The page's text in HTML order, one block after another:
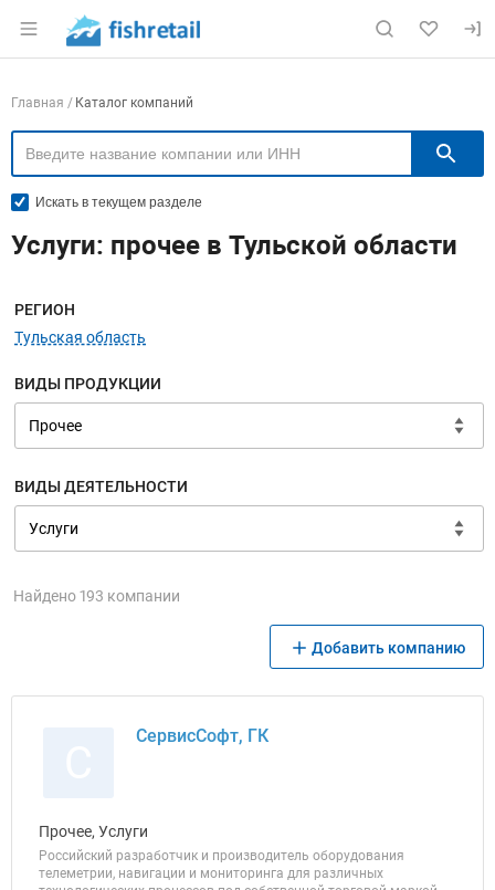
Раздел навигации по сайту fishretail.ru
Навигация по компаниям
Главная Каталог компаний
Искать в текущем разделе
Услуги: прочее в Тульской области
Меню навигации
РЕГИОН
Тульская область
ВИДЫ ПРОДУКЦИИ
ВИДЫ ДЕЯТЕЛЬНОСТИ
Найдено 193 компании
Добавить компанию
СервисСофт, ГК
Прочее, Услуги
Российский разработчик и производитель оборудования
телеметрии, навигации и мониторинга для различных